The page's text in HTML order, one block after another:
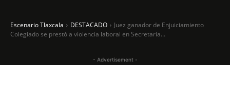
Escenario Tlaxcala DESTACADO
Juez ganador de Enjuiciamiento
Colegiado se prestó a violencia laboral en Secretaria...
- Advertisement -